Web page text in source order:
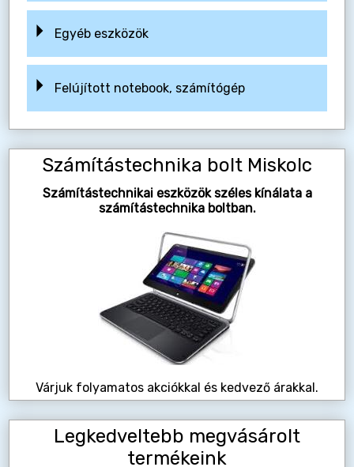
Egyéb eszközök
Felújított notebook, számítógép
Számítástechnika bolt Miskolc
Számítástechnikai eszközök széles kínálata a
számítástechnika boltban.
Várjuk folyamatos akciókkal és kedvező árakkal.
Legkedveltebb megvásárolt
termékeink